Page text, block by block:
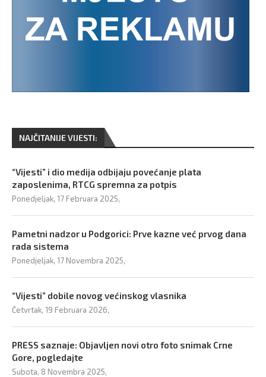
NAJČITANIJE VIJESTI:
“Vijesti” i dio medija odbijaju povećanje plata
zaposlenima, RTCG spremna za potpis
Ponedjeljak, 17 Februara 2025,
Pametni nadzor u Podgorici: Prve kazne već prvog dana
rada sistema
Ponedjeljak, 17 Novembra 2025,
“Vijesti” dobile novog većinskog vlasnika
Četvrtak, 19 Februara 2026,
PRESS saznaje: Objavljen novi otro foto snimak Crne
Gore, pogledajte
Subota, 8 Novembra 2025,